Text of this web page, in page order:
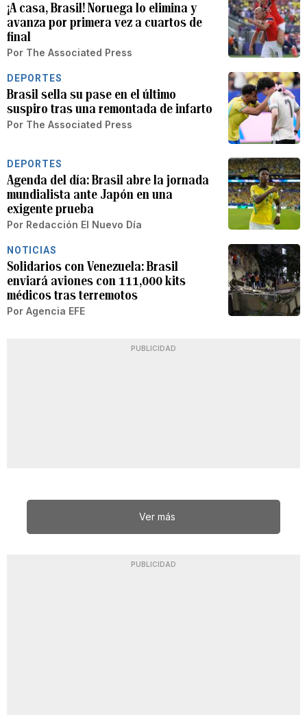
¡A casa, Brasil! Noruega lo elimina y
avanza por primera vez a cuartos de
final
Por The Associated Press
DEPORTES
Brasil sella su pase en el último
suspiro tras una remontada de infarto
Por The Associated Press
DEPORTES
Agenda del día: Brasil abre la jornada
mundialista ante Japón en una
exigente prueba
Por Redacción El Nuevo Día
NOTICIAS
Solidarios con Venezuela: Brasil
enviará aviones con 111,000 kits
médicos tras terremotos
Por Agencia EFE
PUBLICIDAD
Ver más
PUBLICIDAD